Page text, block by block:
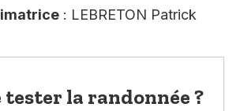
: LEBRETON Patrick
tester la randonnée ?